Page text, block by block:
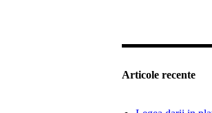
Articole recente